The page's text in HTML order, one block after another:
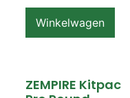
Winkelwagen
ZEMPIRE Kitpac